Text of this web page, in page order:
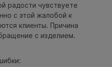
радости чувствуете
с этой жалобой к
клиенты. Причина
с изделием.